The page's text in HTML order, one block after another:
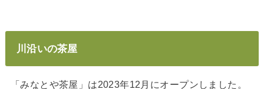
川沿いの茶屋
「みなとや茶屋」は2023年12月にオープンしました。